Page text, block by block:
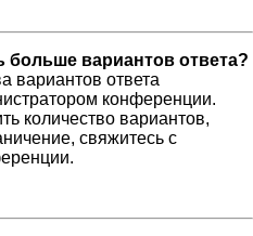
больше вариантов ответа?
вариантов ответа
конференции.
количество вариантов,
свяжитесь с